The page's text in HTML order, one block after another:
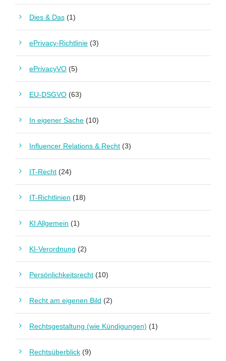
Dies & Das (1)
ePrivacy-Richtlinie (3)
ePrivacyVO (5)
EU-DSGVO (63)
In eigener Sache (10)
Influencer Relations & Recht (3)
IT-Recht (24)
IT-Richtlinien (18)
KI Allgemein (1)
KI-Verordnung (2)
Persönlichkeitsrecht (10)
Recht am eigenen Bild (2)
Rechtsgestaltung (wie Kündigungen) (1)
Rechtsüberblick (9)